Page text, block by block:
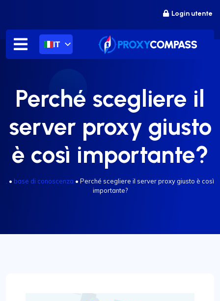
contenuto
Login utente
IT
Perché scegliere il
server proxy giusto
è così importante?
• base di conoscenza • Perché scegliere il server proxy giusto è così
importante?